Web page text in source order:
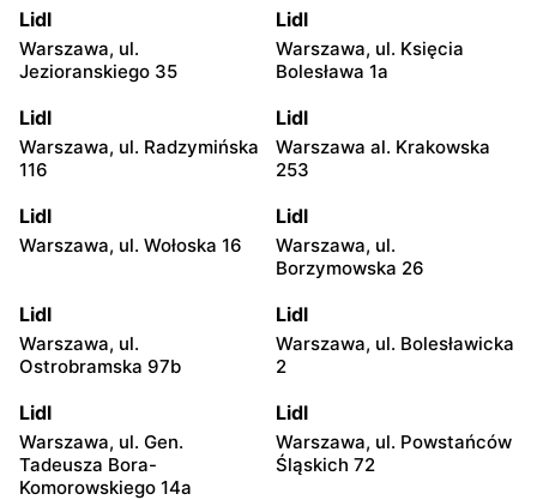
Lidl
Warszawa, ul.
Jezioranskiego 35
Lidl
Warszawa, ul. Księcia
Bolesława 1a
Lidl
Warszawa, ul. Radzymińska
116
Lidl
Warszawa al. Krakowska
253
Lidl
Warszawa, ul. Wołoska 16
Lidl
Warszawa, ul.
Borzymowska 26
Lidl
Warszawa, ul.
Ostrobramska 97b
Lidl
Warszawa, ul. Bolesławicka
2
Lidl
Warszawa, ul. Gen.
Tadeusza Bora-
Komorowskiego 14a
Lidl
Warszawa, ul. Powstańców
Śląskich 72